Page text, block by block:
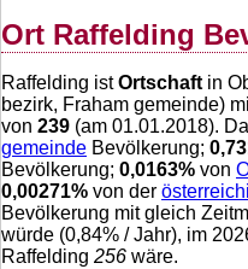
Ort Raffelding
Raffelding istOrtschaft in
bezirk, Fraham gemeinde)
von 239 (am 01.01.2018).
gemeinde Bevölkerung;
Bevölkerung; 0,0163% von
0,00271% von der
Bevölkerung mit gleich
würde (0,84% / Jahr), im
Raffelding 256 wäre.